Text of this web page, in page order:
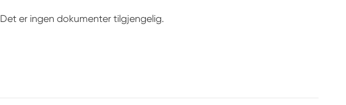
Det er ingen dokumenter tilgjengelig.